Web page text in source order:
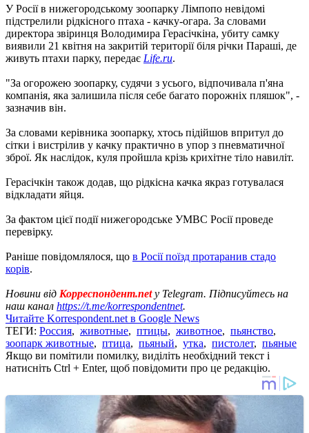
У Росії в нижегородському зоопарку Лімпопо невідомі
підстрелили рідкісного птаха - качку-огара. За словами
директора звіринця Володимира Герасічкіна, убиту самку
виявили 21 квітня на закритій території біля річки Параші, де
живуть птахи парку, передає Life.ru.
"За огорожею зоопарку, судячи з усього, відпочивала п'яна
компанія, яка залишила після себе багато порожніх пляшок", -
зазначив він.
За словами керівника зоопарку, хтось підійшов впритул до
сітки і вистрілив у качку практично в упор з пневматичної
зброї. Як наслідок, куля пройшла крізь крихітне тіло навиліт.
Герасічкін також додав, що рідкісна качка якраз готувалася
відкладати яйця.
За фактом цієї події нижегородське УМВС Росії проведе
перевірку.
Раніше повідомлялося, що в Росії поїзд протаранив стадо
корів.
Новини від Корреспондент.netу Telegram. Підписуйтесь на
наш канал https://t.me/korrespondentnet.
Читайте Korrespondent.net в Google News
ТЕГИ: Россия, животные, птицы, животное, пьянство,
зоопарк животные, птица, пьяный, утка, пистолет, пьяные
Якщо ви помітили помилку, виділіть необхідний текст і
натисніть Ctrl + Enter, щоб повідомити про це редакцію.